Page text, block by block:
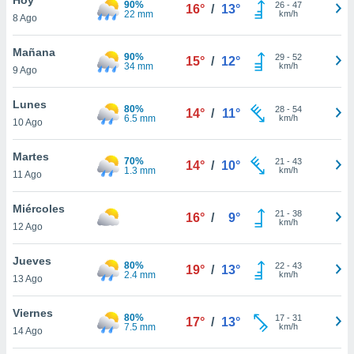
en
más
nuestra
de
cookies
aceptar
8 Ago
90%
22 mm
16° / 13° 26- 47
km/h
Mañana
9 Ago
90%
34 mm
15° / 12° 29- 52
km/h
Lunes
10 Ago
80%
6.5 mm
14° / 11° 28- 54
km/h
Martes
11 Ago
70%
1.3 mm
14° / 10° 21 - 43
km/h
Miércoles
12 Ago
16° / 9° 21 - 38
km/h
Jueves
13 Ago
80%
2.4 mm
19° / 13° 22- 43
km/h
Viernes
14 Ago
80%
7.5 mm
17° / 13° 17- 31
km/h